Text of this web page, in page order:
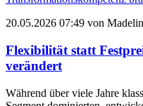
20.05.2026 07:49 von
Flexibilität statt
verändert
Während über viele Jahre